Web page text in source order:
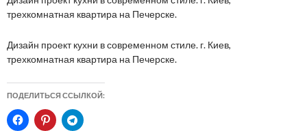
трехкомнатная квартира на Печерске.
Дизайн проект кухни в современном стиле. г. Киев,
трехкомнатная квартира на Печерске.
ПОДЕЛИТЬСЯ ССЫЛКОЙ: